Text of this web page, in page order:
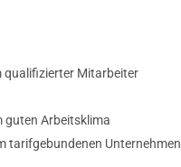
qualifizierter Mitarbeiter
guten Arbeitsklima
tarifgebundenen Unternehmen